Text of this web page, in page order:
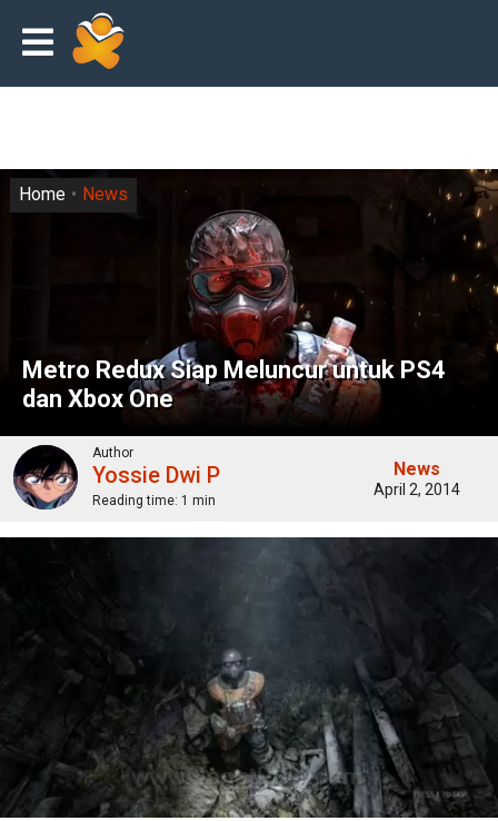
Metro Redux Siap Meluncur untuk PS4
dan Xbox One
Home News
Author
Yossie Dwi P
Reading time: 1 min
News
April 2, 2014